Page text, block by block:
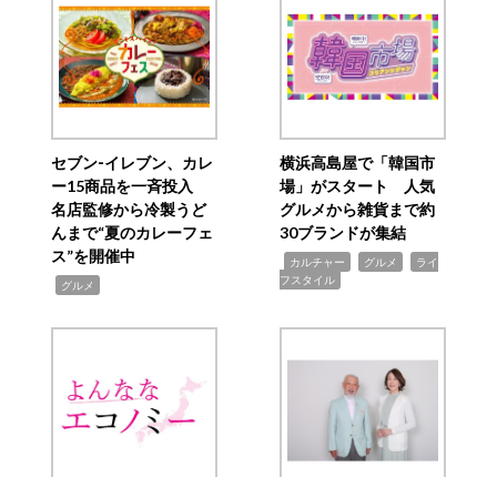
セブン‐イレブン、カレ
ー15商品を一斉投入
名店監修から冷製うど
んまで“夏のカレーフェ
ス”を開催中
グルメ
横浜高島屋で「韓国市
場」がスタート 人気
グルメから雑貨まで約
30ブランドが集結
カルチャー グルメ
ライ
フスタイル